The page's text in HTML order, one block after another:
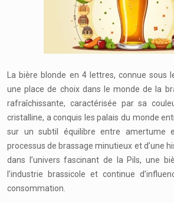
La bière blonde en 4 lettres, connue sous
une place de choix dans le monde de la
rafraîchissante, caractérisée par sa
cristalline, a conquis les palais du monde
sur un subtil équilibre entre amertume
processus de brassage minutieux et d’une
dans l’univers fascinant de la Pils, une
l’industrie brassicole et continue
consommation.